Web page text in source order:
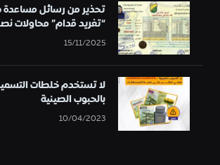
تحذير من رسائل
“تغريد قدام” محاولات
15/11/2025
لا تستخدم خلطات
بالحبوب الصينية
10/04/2023